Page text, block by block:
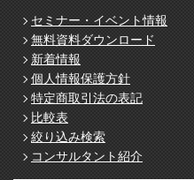
セミナー・イベント情報
無料資料ダウンロード
新着情報
個人情報保護方針
特定商取引法の表記
比較表
絞り込み検索
コンサルタント紹介